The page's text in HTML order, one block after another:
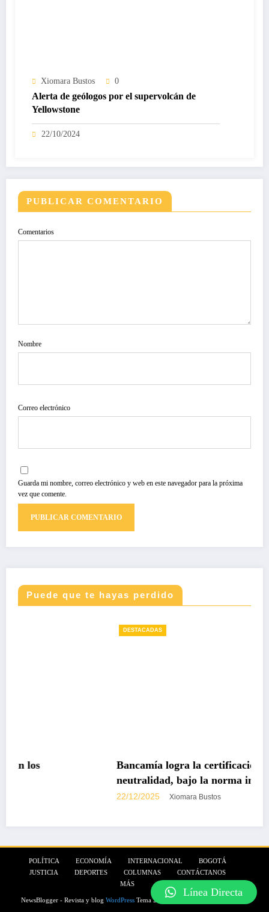
Xiomara Bustos 0
Alerta de geólogos por el supervolcán de
Yellowstone
22/10/2024
PUBLICAR COMENTARIO
Comentarios
Nombre
Correo electrónico
Guarda mi nombre, correo electrónico y web en este navegador para la próxima
vez que comente.
Puede que te hayas perdido
Bancamía logra la certificación carbono
neutralidad, bajo la norma internacional ISO
Xiomara Bustos
POLÍTICA ECONOMÍA INTERNACIONAL
BOGOTÁ
JUSTICIA
DEPORTES COLUMNAS
CONTÁCTANOS
MÁS
NewsBlogger - Revista y blog WordPressTema 2026 | Funciona con
Línea Directa